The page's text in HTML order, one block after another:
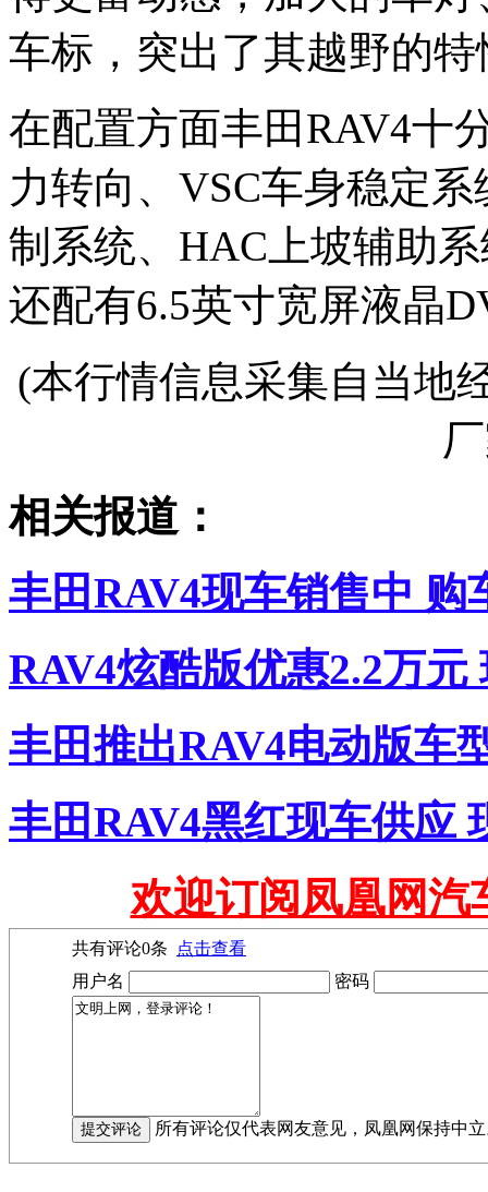
车标，突出了其越野的特
在配置方面丰田RAV4十
力转向、VSC车身稳定
制系统、HAC上坡辅助
还配有6.5英寸宽屏液晶
(本行情信息采集自当地
相关报道：
丰田RAV4现车销售中 购
RAV4炫酷版优惠2.2万元
丰田推出RAV4电动版车
丰田RAV4黑红现车供应
欢迎订阅凤凰网汽
共有评论0条
点击查看
用户名
密码
所有评论仅代表网友意见，凤凰网保持中